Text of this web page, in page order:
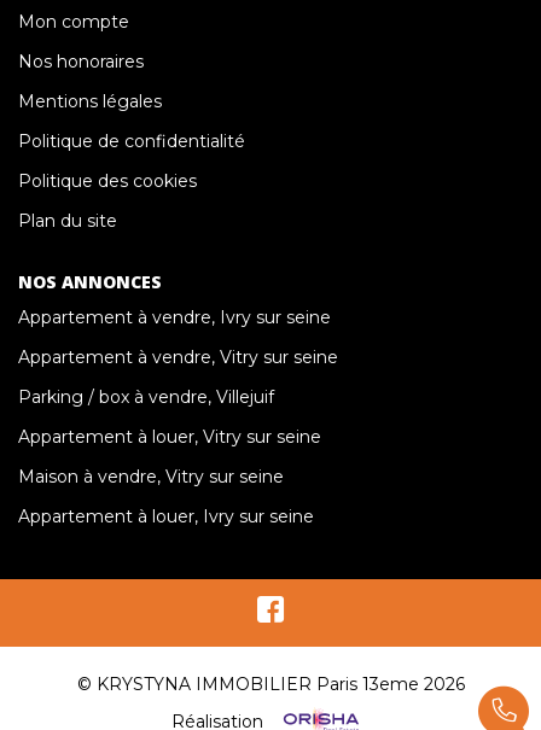
Mon compte
Nos honoraires
Mentions légales
Politique de confidentialité
Politique des cookies
Plan du site
NOS ANNONCES
Appartement à vendre, Ivry sur seine
Appartement à vendre, Vitry sur seine
Parking / box à vendre, Villejuif
Appartement à louer, Vitry sur seine
Maison à vendre, Vitry sur seine
Appartement à louer, Ivry sur seine
© KRYSTYNA IMMOBILIER Paris 13eme 2026
Réalisation